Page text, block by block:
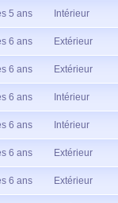
5 ans Intérieur
6 ans Extérieur
6 ans Extérieur
6 ans Intérieur
6 ans Intérieur
6 ans Extérieur
6 ans Extérieur